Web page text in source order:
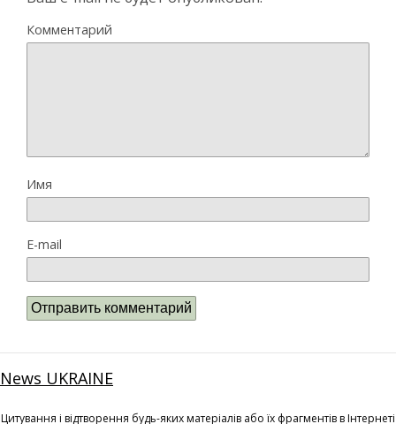
Комментарий
Имя
E-mail
News UKRAINE
Цитування і відтворення будь-яких матеріалів або їх фрагментів в Інтернеті